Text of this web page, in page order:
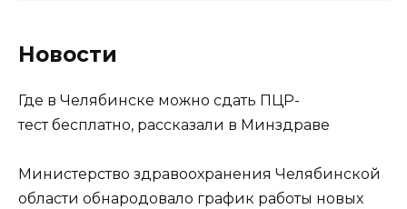
Новости
Где в Челябинске можно сдать ПЦР-
тест бесплатно, рассказали в Минздраве
Министерство здравоохранения Челябинской
области обнародовало график работы новых